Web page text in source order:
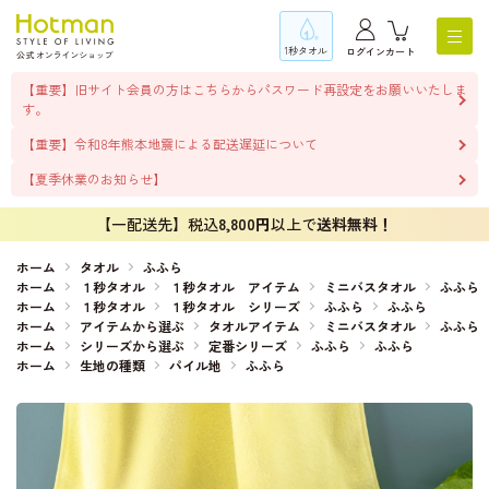
1秒タオル ログインカート
【重要】旧サイト会員の方はこちらからパスワード再設定をお願いいたしま
す。
【重要】令和8年熊本地震による配送遅延について
【夏季休業のお知らせ】
【一配送先】税込8,800円以上で送料無料！
ホーム タオル
ふふら
ホーム
１秒タオル １秒タオル アイテム ミニバスタオル
ふふら
ホーム
１秒タオル １秒タオル シリーズ ふふら
ふふら
ホーム
アイテムから選ぶ タオルアイテム ミニバスタオル
ふふら
ホーム
シリーズから選ぶ 定番シリーズ ふふら
ふふら
ホーム
生地の種類 パイル地 ふふら